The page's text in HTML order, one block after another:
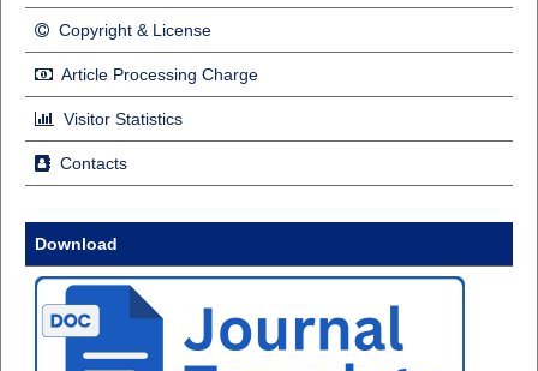
Copyright & License
Article Processing Charge
Visitor Statistics
Contacts
Download